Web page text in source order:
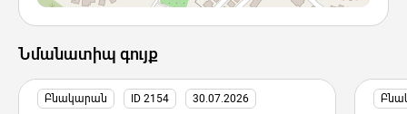
Նմանատիպ գույք
Բնակարան ID 2154 30.07.2026